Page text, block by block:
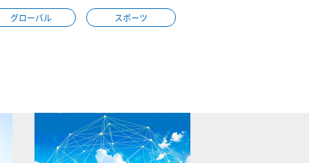
グローバル スポーツ